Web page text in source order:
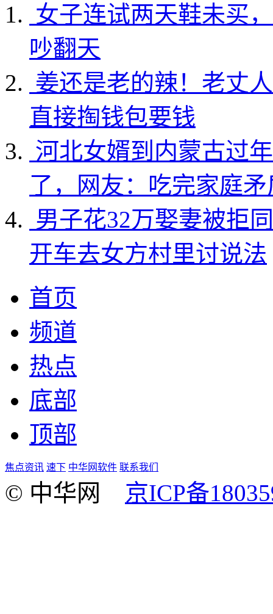
女子连试两天鞋未买
吵翻天
姜还是老的辣！老丈
直接掏钱包要钱
河北女婿到内蒙古过
了，网友：吃完家庭
男子花32万娶妻被拒
开车去女方村里讨说法
首页
频道
热点
底部
顶部
焦点资讯 速下 中华网软件 联系我们
© 中华网 京ICP备